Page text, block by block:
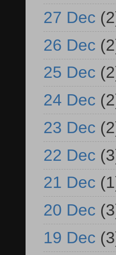
27 Dec
26 Dec
25 Dec
24 Dec
23 Dec
22 Dec
21 Dec
20 Dec
19 Dec